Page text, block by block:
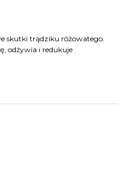
skutki trądziku różowatego.
odżywia i redukuje